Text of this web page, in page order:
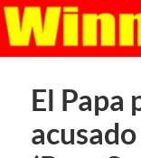
El Papa